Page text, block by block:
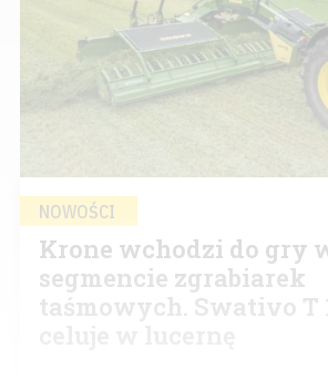
NOWOŚCI
Krone wchodzi do gry
segmencie zgrabiarek
taśmowych. Swativo T